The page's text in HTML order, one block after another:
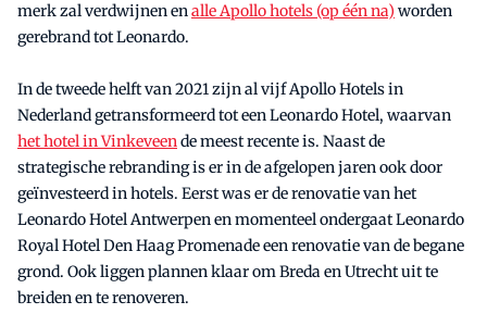
merk zal verdwijnen enalle Apollo hotels (op één na) worden
gerebrand tot Leonardo.
In de tweede helft van 2021 zijn al vijf Apollo Hotels in
Nederland getransformeerd tot een Leonardo Hotel, waarvan
het hotel in Vinkeveende meest recente is. Naast de
strategische rebranding is er in de afgelopen jaren ook door
geïnvesteerd in hotels. Eerst was er de renovatie van het
Leonardo Hotel Antwerpen en momenteel ondergaat Leonardo
Royal Hotel Den Haag Promenade een renovatie van de begane
grond. Ook liggen plannen klaar om Breda en Utrecht uit te
breiden en te renoveren.